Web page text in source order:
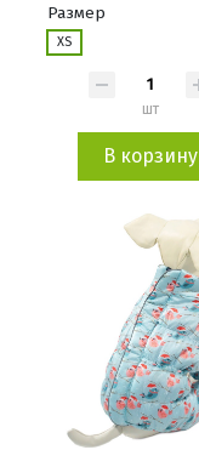
Размер
XS
шт
В корзину